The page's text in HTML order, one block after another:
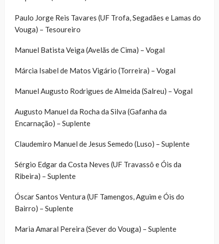
Paulo Jorge Reis Tavares (UF Trofa, Segadães e Lamas do
Vouga) – Tesoureiro
Manuel Batista Veiga (Avelãs de Cima) – Vogal
Márcia Isabel de Matos Vigário (Torreira) – Vogal
Manuel Augusto Rodrigues de Almeida (Salreu) – Vogal
Augusto Manuel da Rocha da Silva (Gafanha da
Encarnação) – Suplente
Claudemiro Manuel de Jesus Semedo (Luso) – Suplente
Sérgio Edgar da Costa Neves (UF Travassô e Óis da
Ribeira) – Suplente
Óscar Santos Ventura (UF Tamengos, Aguim e Óis do
Bairro) – Suplente
Maria Amaral Pereira (Sever do Vouga) – Suplente